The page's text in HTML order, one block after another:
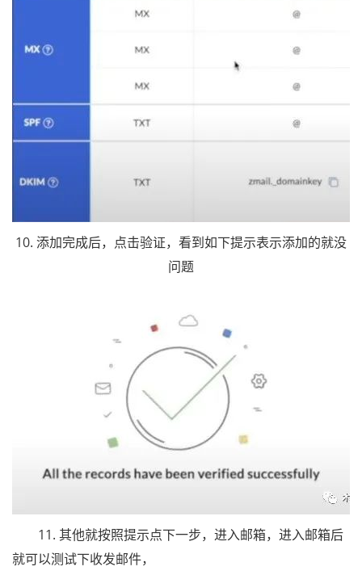
10. 添加完成后，点击验证，看到如下提示表示添加的就没
问题
11. 其他就按照提示点下一步，进入邮箱，进入邮箱后
就可以测试下收发邮件，